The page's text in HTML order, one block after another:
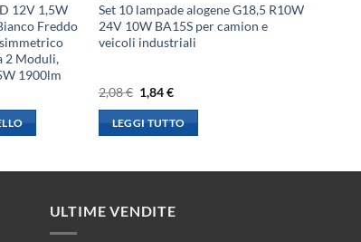
12V 1,5W
Freddo
2 Moduli,
1900lm
Set 10 lampade alogene G18,5 R10W
24V 10W BA15S per camion e
veicoli industriali
2,08€ Il
prezzo
originale
era:
1,84€Il
attuale
è:
LEGGI TUTTO
ULTIME VENDITE